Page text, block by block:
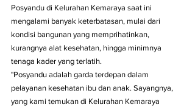
Posyandu di Kelurahan Kemaraya saat ini
mengalami banyak keterbatasan, mulai dari
kondisi bangunan yang memprihatinkan,
kurangnya alat kesehatan, hingga minimnya
tenaga kader yang terlatih.
"Posyandu adalah garda terdepan dalam
pelayanan kesehatan ibu dan anak. Sayangnya,
yang kami temukan di Kelurahan Kemaraya